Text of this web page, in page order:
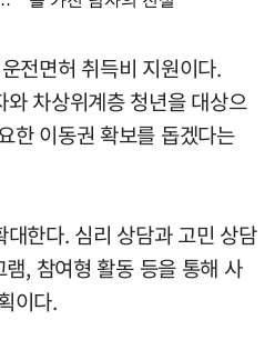
전면허 취득비 지원이다.
차상위계층 청년을 대상으
한 이동권 확보를 돕겠다는
한다. 심리 상담과 고민 상담
, 참여형 활동 등을 통해 사
이다.